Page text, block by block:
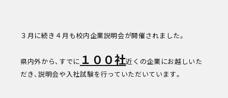
３月に続き４月も校内企業説明会が開催されました。
県内外から、すでに １００社近くの企業にお越しいた
だき、説明会や入社試験を行っていただいています。